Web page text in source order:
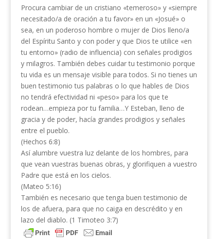
Procura cambiar de un cristiano «temeroso» y «siempre
necesitado/a de oración a tu favor» en un «Josué» o
sea, en un poderoso hombre o mujer de Dios lleno/a
del Espíritu Santo y con poder y que Dios te utilice «en
tu entorno» (radio de influencia) con señales prodigios
y milagros. También debes cuidar tu testimonio porque
tu vida es un mensaje visible para todos. Si no tienes un
buen testimonio tus palabras o lo que hables de Dios
no tendrá efectividad ni «peso» para los que te
rodean…empieza por tu familia…Y Esteban, lleno de
gracia y de poder, hacía grandes prodigios y señales
entre el pueblo.
(Hechos 6:8)
Así alumbre vuestra luz delante de los hombres, para
que vean vuestras buenas obras, y glorifiquen a vuestro
Padre que está en los cielos.
(Mateo 5:16)
También es necesario que tenga buen testimonio de
los de afuera, para que no caiga en descrédito y en
lazo del diablo. (1 Timoteo 3:7)